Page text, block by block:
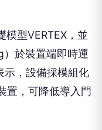
模型VERTEX，並
於裝置端即時運
示，設備採模組化
置，可降低導入門